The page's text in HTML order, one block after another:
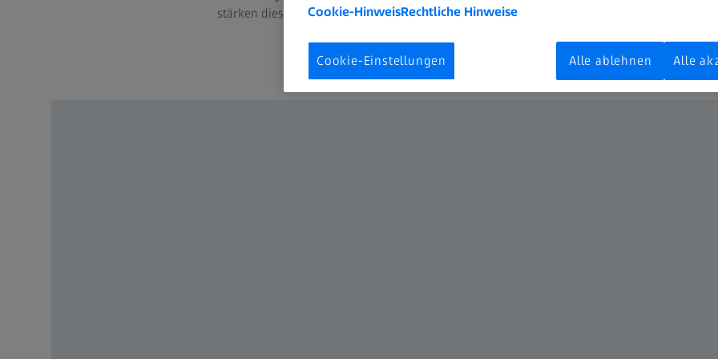
stärken dieses in besonderer Weise.“
Cookie-HinweisRechtliche Hinweise
Cookie-Einstellungen Alle ablehnen Alle